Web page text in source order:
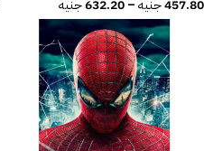
457.80جنيه–
632.20جنيه